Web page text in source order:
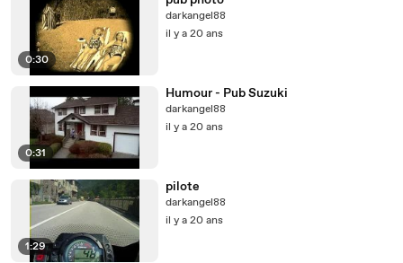
0:30
darkangel88
il y a 20 ans
0:31
Humour - Pub Suzuki
darkangel88
il y a 20 ans
1:29
pilote
darkangel88
il y a 20 ans